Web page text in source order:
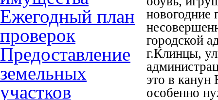
Ежегодный план
проверок
Предоставление
земельных
участков
новогодние
городской
г.Клинцы,
это в канун
особенно